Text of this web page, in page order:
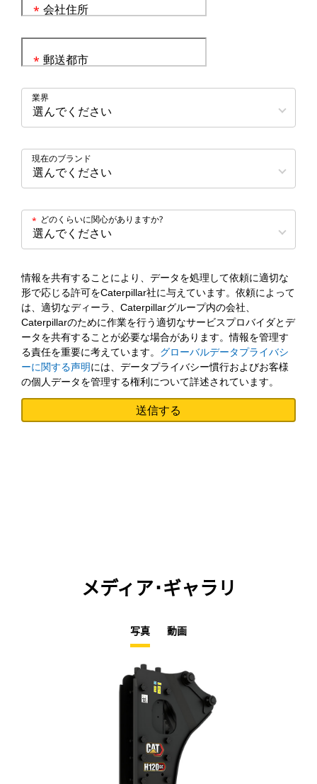
会社住所
*
郵送都市
*
業界
現在のブランド
どのくらいに関心がありますか?
*
情報を共有することにより、データを処理して依頼に適切な
形で応じる許可をCaterpillar社に与えています。依頼によって
は、適切なディーラ、Caterpillarグループ内の会社、
Caterpillarのために作業を行う適切なサービスプロバイダとデ
ータを共有することが必要な場合があります。情報を管理す
る責任を重要に考えています。 グローバルデータプライバシ
ーに関する声明には、データプライバシー慣行およびお客様
の個人データを管理する権利について詳述されています。
メディア･ギャラリ
写真 動画